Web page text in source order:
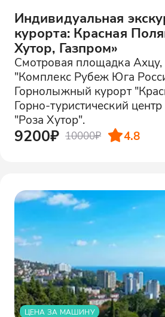
Индивидуальная
курорта: Красная
Хутор, Газпром»
Смотровая площадка Ахцу,
"Комплекс Рубеж Юга
Горнолыжный курорт
Горно-туристический
"Роза Хутор".
9200₽ 10000₽ 4.8
ЦЕНА ЗА МАШИНУ